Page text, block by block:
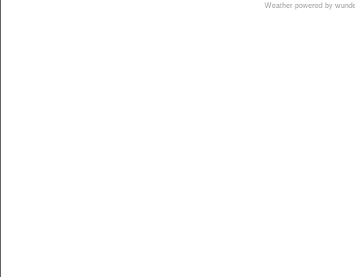
Weather powered by